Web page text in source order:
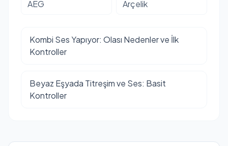
AEG Arçelik
Kombi Ses Yapıyor: Olası Nedenler ve İlk
Kontroller
Beyaz Eşyada Titreşim ve Ses: Basit
Kontroller